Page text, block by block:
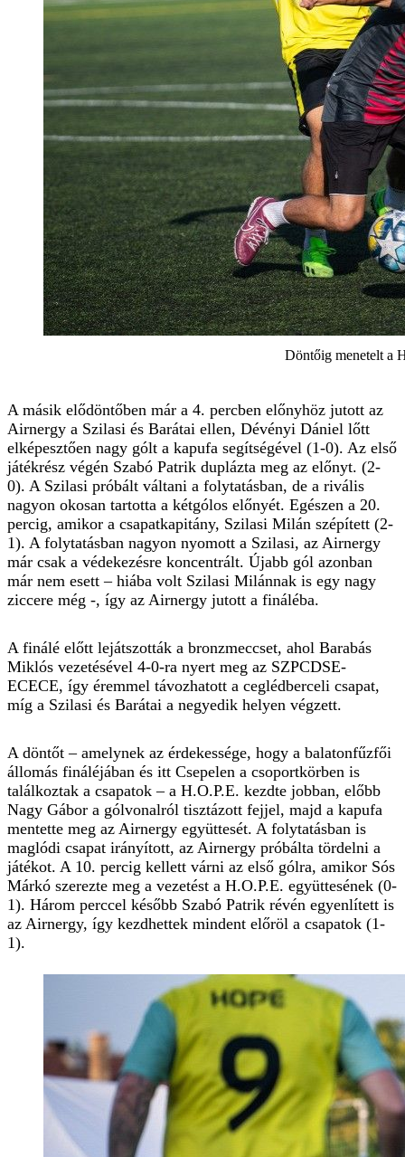
Döntőig menetelt a
A másik elődöntőben már a 4. percben előnyhöz jutott az
Airnergy a Szilasi és Barátai ellen, Dévényi Dániel lőtt
elképesztően nagy gólt a kapufa segítségével (1-0). Az első
játékrész végén Szabó Patrik duplázta meg az előnyt. (2-
0). A Szilasi próbált váltani a folytatásban, de a rivális
nagyon okosan tartotta a kétgólos előnyét. Egészen a 20.
percig, amikor a csapatkapitány, Szilasi Milán szépített (2-
1). A folytatásban nagyon nyomott a Szilasi, az Airnergy
már csak a védekezésre koncentrált. Újabb gól azonban
már nem esett – hiába volt Szilasi Milánnak is egy nagy
ziccere még -, így az Airnergy jutott a fináléba.
A finálé előtt lejátszották a bronzmeccset, ahol Barabás
Miklós vezetésével 4-0-ra nyert meg az SZPCDSE-
ECECE, így éremmel távozhatott a ceglédberceli csapat,
míg a Szilasi és Barátai a negyedik helyen végzett.
A döntőt – amelynek az érdekessége, hogy a balatonfűzfői
állomás fináléjában és itt Csepelen a csoportkörben is
találkoztak a csapatok – a H.O.P.E. kezdte jobban, előbb
Nagy Gábor a gólvonalról tisztázott fejjel, majd a kapufa
mentette meg az Airnergy együttesét. A folytatásban is
maglódi csapat irányított, az Airnergy próbálta tördelni a
játékot. A 10. percig kellett várni az első gólra, amikor Sós
Márkó szerezte meg a vezetést a H.O.P.E. együttesének (0-
1). Három perccel később Szabó Patrik révén egyenlített is
az Airnergy, így kezdhettek mindent előröl a csapatok (1-
1).